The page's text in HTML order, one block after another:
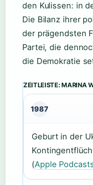
den Kulissen: in
Die Bilanz ihrer
der prägendsten
Partei, die
die Demokratie
ZEITLEISTE: MARINA
1987
Geburt in der
(Apple